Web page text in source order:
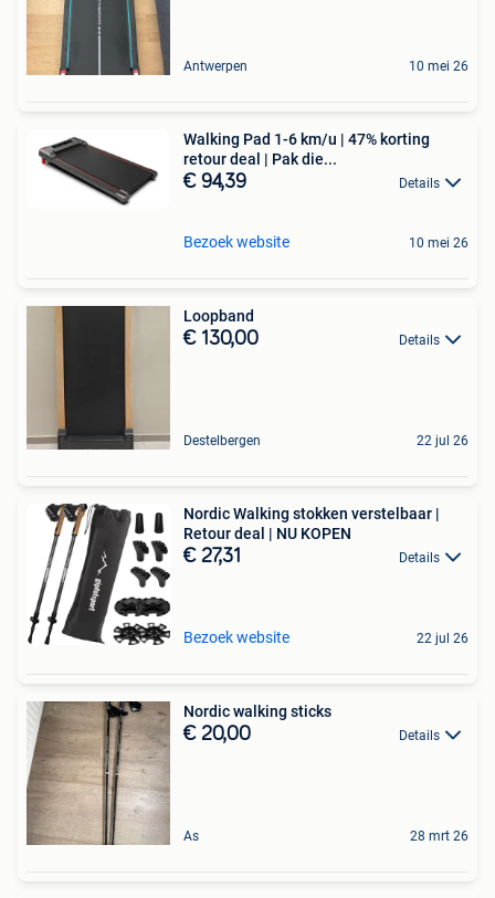
Antwerpen 10 mei 26
Walking Pad 1-6 km/u | 47% korting
retour deal | Pak die...
€ 94,39 Details
Bezoek website 10 mei 26
Loopband
€ 130,00 Details
Destelbergen 22 jul 26
Nordic Walking stokken verstelbaar |
Retour deal | NU KOPEN
€ 27,31 Details
Bezoek website 22 jul 26
Nordic walking sticks
€ 20,00 Details
As 28 mrt 26